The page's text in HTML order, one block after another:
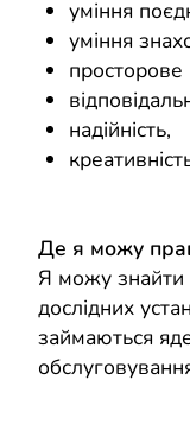
уміння
уміння
надійність,
Де я можу
Я можу знайти
дослідних
займаються